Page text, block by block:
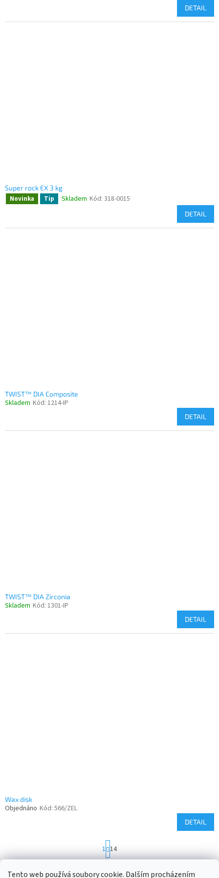
Tento web používá soubory cookie. Dalším procházením
DETAIL
Super rock EX 3 kg
Novinka Tip Skladem Kód: 318-0015
DETAIL
TWIST™ DIA Composite
Skladem Kód: 1214-IP
DETAIL
TWIST™ DIA Zirconia
Skladem Kód: 1301-IP
DETAIL
Wax disk
Objednáno Kód: 566/ZEL
DETAIL
v
t
r
1 14
168položek celkem
NAHORU